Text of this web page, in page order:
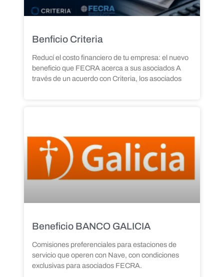
Benficio Criteria
Reducí el costo financiero de tu empresa: el nuevo
beneficio que FECRA acerca a sus asociados A
través de un acuerdo con Criteria, los asociados
Beneficio BANCO GALICIA
Comisiones preferenciales para estaciones de
servicio que operen con Nave, con condiciones
exclusivas para asociados FECRA.